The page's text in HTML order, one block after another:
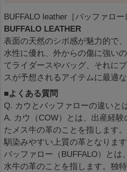
BUFFALO leather［バッファロー
BUFFALO LEATHER
表面の天然のシボ感が魅力的で
水性に優れ、外からの傷に強い
てライダースやバッグ、それに
スが予想されるアイテムに最適
■よくある質問
Q. カウとバッファローの違いと
A. カウ（COW）とは、出産経験
たメス牛の革のことを指します
馴染みやすい上質の革となります
バッファロー（BUFFALO）とは
水牛の革のことを指します。独